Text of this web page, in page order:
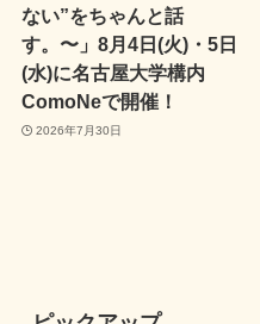
ない”をちゃんと話
す。〜」8月4日(火)・5日
(水)に名古屋大学構内
ComoNeで開催！
2026年7月30日